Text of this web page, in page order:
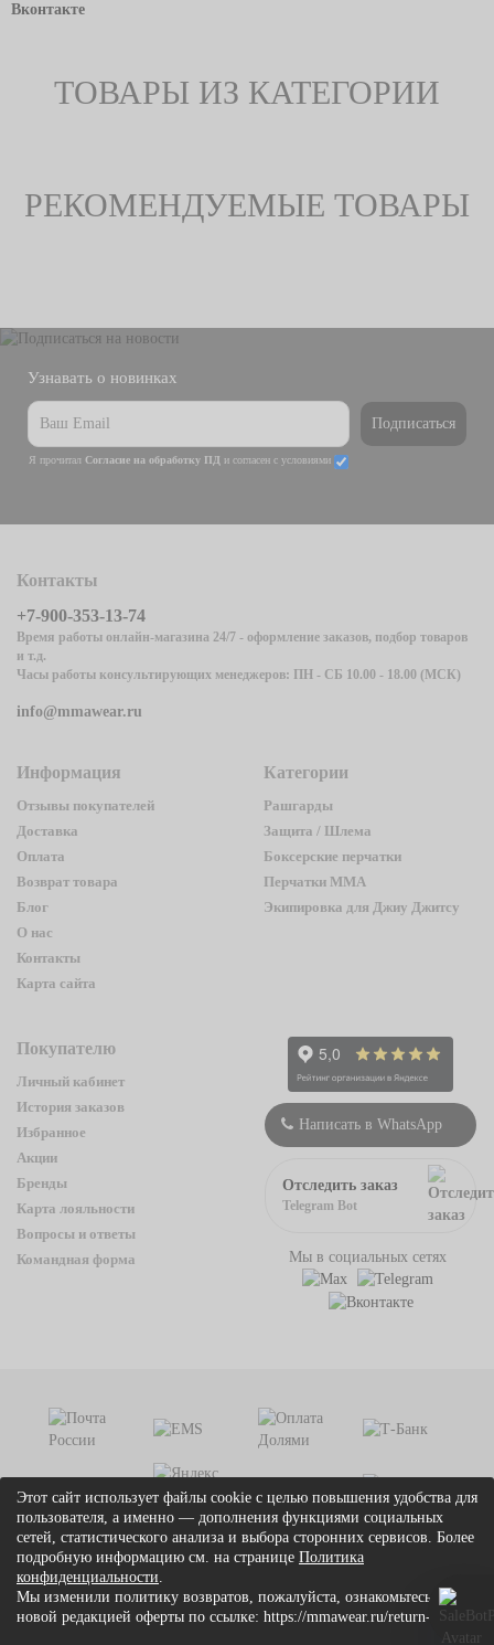
Вконтакте
ТОВАРЫ ИЗ КАТЕГОРИИ
РЕКОМЕНДУЕМЫЕ ТОВАРЫ
Узнавать о новинках
Подписаться
Я прочитал Согласие на обработку ПД и согласен с условиями
Контакты
+7-900-353-13-74
Время работы онлайн-магазина 24/7 - оформление заказов, подбор товаров
и т.д.
Часы работы консультирующих менеджеров: ПН - СБ 10.00 - 18.00 (МСК)
info@mmawear.ru
Информация
Отзывы покупателей
Доставка
Оплата
Возврат товара
Блог
О нас
Контакты
Карта сайта
Категории
Рашгарды
Защита / Шлема
Боксерские перчатки
Перчатки ММА
Экипировка для Джиу Джитсу
Покупателю
Личный кабинет
История заказов
Избранное
Акции
Бренды
Карта лояльности
Вопросы и ответы
Командная форма
Написать в WhatsApp
Отследить заказ
Telegram Bot
Мы в социальных сетях
© 2026 mmawear.ru. Все права защищены.
Этот сайт использует файлы cookie с целью повышения удобства для
пользователя, а именно — дополнения функциями социальных
сетей, статистического анализа и выбора сторонних сервисов. Более
подробную информацию см. на странице Политика
конфиденциальности.
Мы изменили политику возвратов, пожалуйста, ознакомьтесь с
новой редакцией оферты по ссылке: https://mmawear.ru/return-add